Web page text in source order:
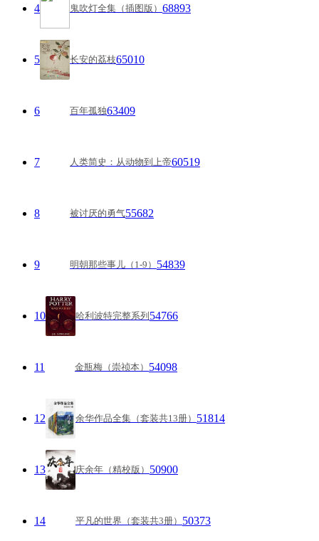
4 鬼吹灯全集（插图版） 68893
5 长安的荔枝65010
6 百年孤独63409
7 人类简史：从动物到上帝60519
8 被讨厌的勇气55682
9 明朝那些事儿（1-9） 54839
10 哈利波特完整系列 54766
11 金瓶梅（崇祯本） 54098
12 余华作品全集（套装共13册） 51814
13 庆余年（精校版） 50900
14 平凡的世界（套装共3册） 50373